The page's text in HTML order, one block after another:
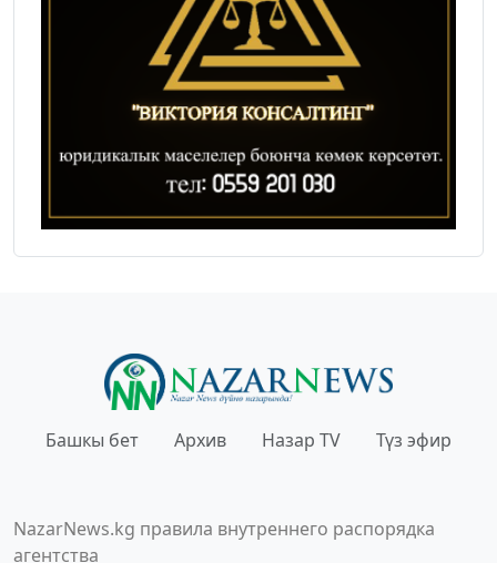
Башкы бет Архив Назар TV Түз эфир
NazarNews.kg правила внутреннего распорядка
агентства